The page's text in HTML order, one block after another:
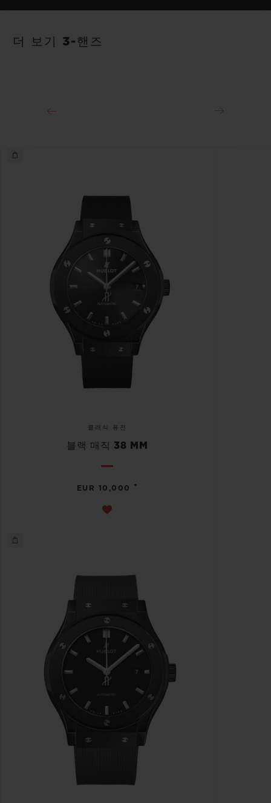
약 48시간
스트랩
더 보기 3-핸즈
클래식 퓨전
블랙 매직 38 MM
EUR 10,000 •